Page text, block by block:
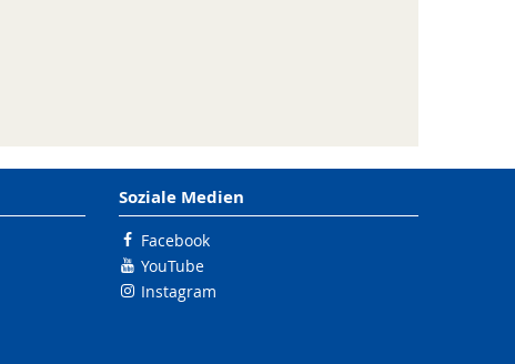
Soziale Medien
Facebook
YouTube
Instagram